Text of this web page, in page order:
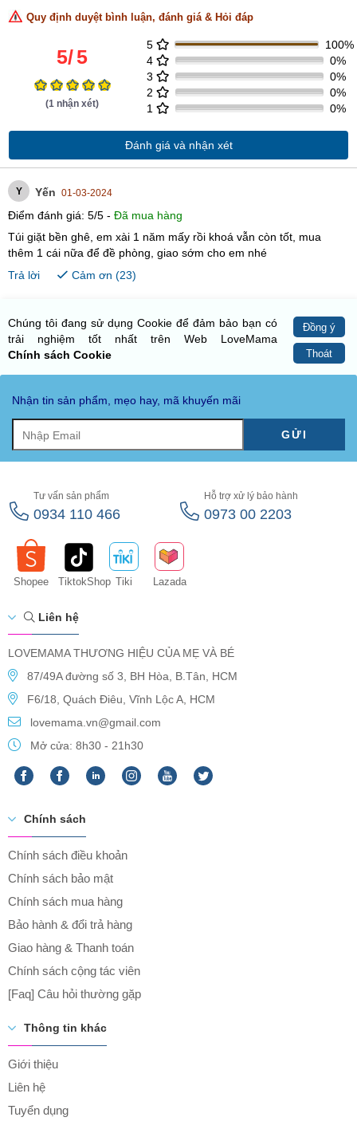
Quy định duyệt bình luận, đánh giá & Hỏi đáp
5/5
(1 nhận xét)
5
100%
4
0%
3
0%
2
0%
1
0%
Đánh giá và nhận xét
Y Yến 01-03-2024
Điểm đánh giá: 5/5 - Đã mua hàng
Túi giặt bền ghê, em xài 1 năm mấy rồi khoá vẫn còn tốt, mua
thêm 1 cái nữa để đề phòng, giao sớm cho em nhé
Trả lời
Cảm ơn (23)
Chúng tôi đang sử dụng Cookie để đảm bảo bạn có
trải nghiệm tốt nhất trên Web LoveMama
Chính sách Cookie
Đồng ý
Thoát
Nhận tin sản phẩm, mẹo hay, mã khuyến mãi
GỬI
Tư vấn sản phẩm
0934 110 466
Hỗ trợ xử lý bảo hành
0973 00 2203
Shopee TiktokShop Tiki Lazada
Liên hệ
LOVEMAMA THƯƠNG HIỆU CỦA MẸ VÀ BÉ
87/49A đường số 3, BH Hòa, B.Tân, HCM
F6/18, Quách Điêu, Vĩnh Lộc A, HCM
lovemama.vn@gmail.com
Mở cửa: 8h30 - 21h30
Chính sách
Chính sách điều khoản
Chính sách bảo mật
Chính sách mua hàng
Bảo hành & đổi trả hàng
Giao hàng & Thanh toán
Chính sách cộng tác viên
[Faq] Câu hỏi thường gặp
Thông tin khác
Giới thiệu
Liên hệ
Tuyển dụng